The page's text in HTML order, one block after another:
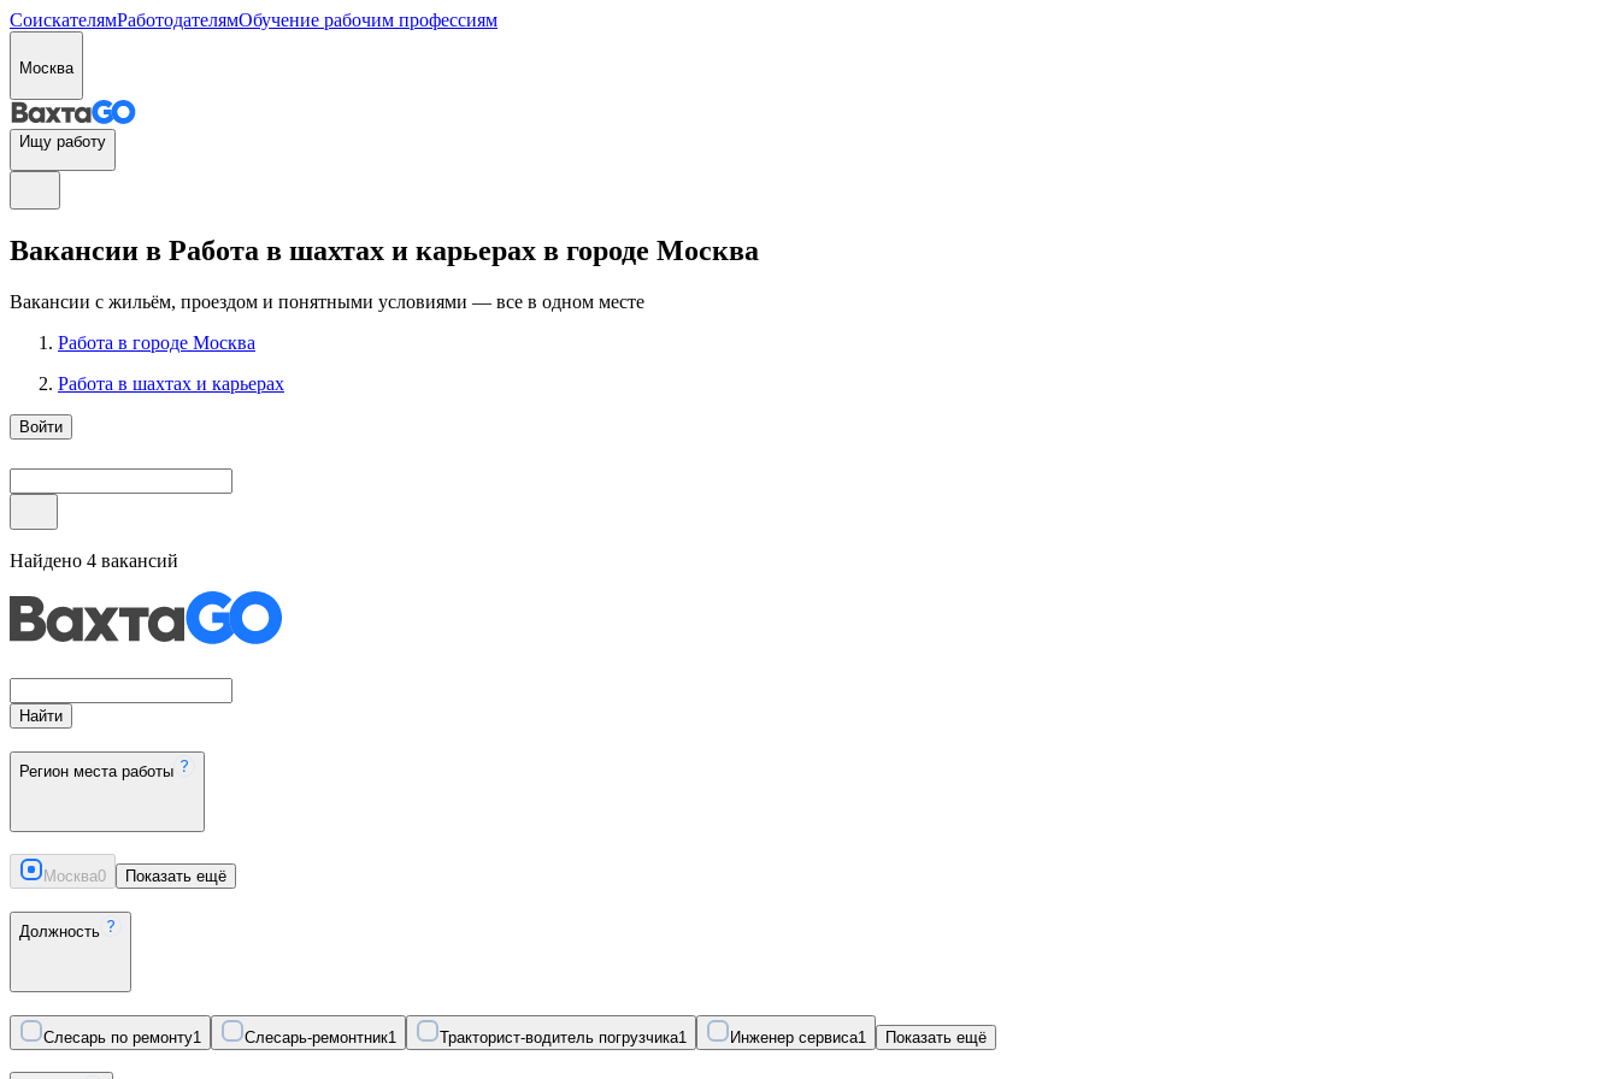
СоискателямРаботодателямОбучение рабочим профессиям
Москва
Ищу работу
Вакансии в Работа в шахтах и карьерах в городе Москва
Вакансии с жильём, проездом и понятными условиями — все в одном месте
Работа в городе Москва
Работа в шахтах и карьерах
Войти
Найдено 4 вакансий
Найти
Регион места работы
Москва0 Показать ещё
Должность
Слесарь по ремонту1 Слесарь-ремонтник1 Тракторист-водитель погрузчика1 Инженер сервиса1 Показать ещё